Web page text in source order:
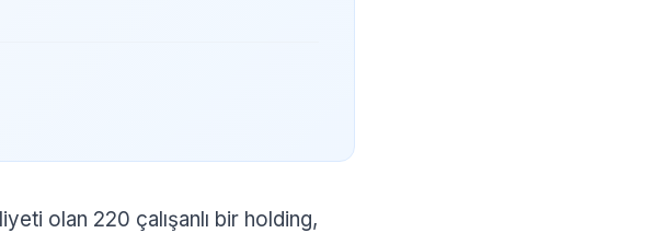
olan 220 çalışanlı bir holding,